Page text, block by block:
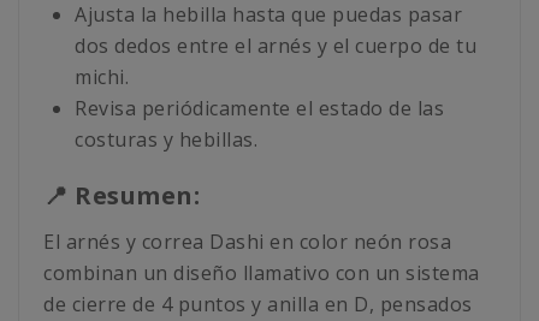
Ajusta la hebilla hasta que puedas pasar
dos dedos entre el arnés y el cuerpo de tu
michi.
Revisa periódicamente el estado de las
costuras y hebillas.
📍 Resumen:
El arnés y correa Dashi en color neón rosa
combinan un diseño llamativo con un sistema
de cierre de 4 puntos y anilla en D, pensados